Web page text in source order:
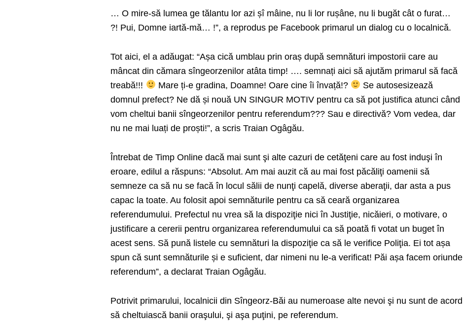
… O mire-să lumea ge tălantu lor azi șî mâine, nu li lor rușâne, nu li bugăt cât o furat…
?! Pui, Domne iartă-mă… !”, a reprodus pe Facebook primarul un dialog cu o localnică.
Tot aici, el a adăugat: “Așa cică umblau prin oraș după semnături impostorii care au
mâncat din cămara sîngeorzenilor atâta timp! …. semnați aici să ajutăm primarul să facă
treabă!!!
Mare ți-e gradina, Doamne! Oare cine îi învață!?
Se autosesizează
domnul prefect? Ne dă și nouă UN SINGUR MOTIV pentru ca să pot justifica atunci când
vom cheltui banii sîngeorzenilor pentru referendum??? Sau e directivă? Vom vedea, dar
nu ne mai luați de proști!”, a scris Traian Ogâgău.
Întrebat de Timp Online dacă mai sunt şi alte cazuri de cetăţeni care au fost induşi în
eroare, edilul a răspuns: “Absolut. Am mai auzit că au mai fost păcăliţi oamenii să
semneze ca să nu se facă în locul sălii de nunţi capelă, diverse aberaţii, dar asta a pus
capac la toate. Au folosit apoi semnăturile pentru ca să ceară organizarea
referendumului. Prefectul nu vrea să la dispoziţie nici în Justiţie, nicăieri, o motivare, o
justificare a cererii pentru organizarea referendumului ca să poată fi votat un buget în
acest sens. Să pună listele cu semnături la dispoziţie ca să le verifice Poliţia. Ei tot așa
spun că sunt semnăturile și e suficient, dar nimeni nu le-a verificat! Păi așa facem oriunde
referendum”, a declarat Traian Ogâgău.
Potrivit primarului, localnicii din Sîngeorz-Băi au numeroase alte nevoi şi nu sunt de acord
să cheltuiască banii oraşului, şi aşa puţini, pe referendum.